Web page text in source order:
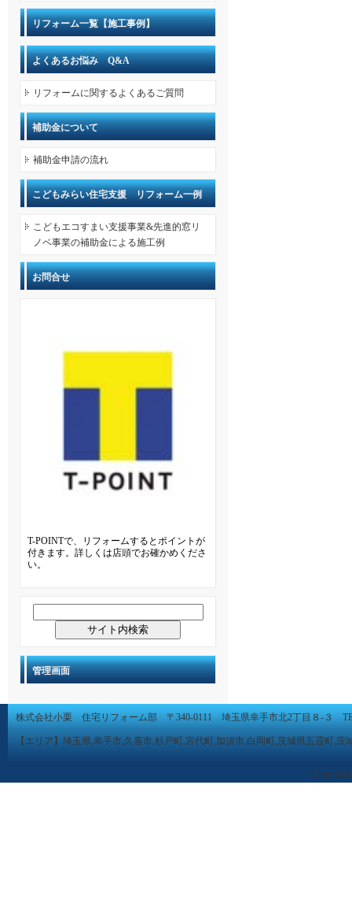
リフォーム一覧【施工事例】
よくあるお悩み Q&A
リフォームに関するよくあるご質問
補助金について
補助金申請の流れ
こどもみらい住宅支援 リフォーム一例
こどもエコすまい支援事業&先進的窓リ
ノベ事業の補助金による施工例
お問合せ
T-POINTで、リフォームするとポイントが
付きます。詳しくは店頭でお確かめくださ
い。
管理画面
株式会社小栗 住宅リフォーム部 〒340-0111 埼玉県幸手市北2丁目８-３
【エリア】埼玉県,幸手市,久喜市,杉戸町,宮代町,加須市,白岡町,茨城県五霞町,茨